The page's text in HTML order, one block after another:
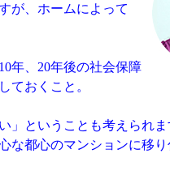
が、ホームによって
年、20年後の社会保障
ておくこと。
」ということも考えられ
な都心のマンションに移